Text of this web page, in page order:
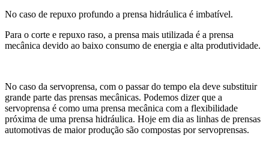
No caso de repuxo profundo a prensa hidráulica é imbatível.
Para o corte e repuxo raso, a prensa mais utilizada é a prensa
mecânica devido ao baixo consumo de energia e alta produtividade.
No caso da servoprensa, com o passar do tempo ela deve substituir
grande parte das prensas mecânicas. Podemos dizer que a
servoprensa é como uma prensa mecânica com a flexibilidade
próxima de uma prensa hidráulica. Hoje em dia as linhas de prensas
automotivas de maior produção são compostas por servoprensas.